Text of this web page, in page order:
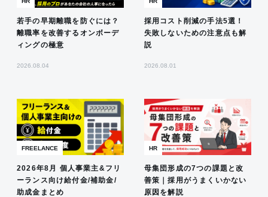
若手の早期離職を防ぐには？
離職率を改善するオンボーデ
ィングの極意
2026.08.04
採用コスト削減の手法5選！
失敗しないための注意点も解
説
2026.08.01
FREELANCE
2026年8月 個人事業主&フリ
ーランス向け給付金/補助金/
助成金まとめ
HR
母集団形成の7つの課題と改
善策｜採用がうまくいかない
原因を解説